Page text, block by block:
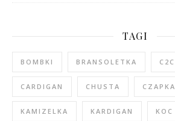
TAGI
BOMBKI BRANSOLETKA C2C
CARDIGAN CHUSTA CZAPKA
KAMIZELKA KARDIGAN KOC